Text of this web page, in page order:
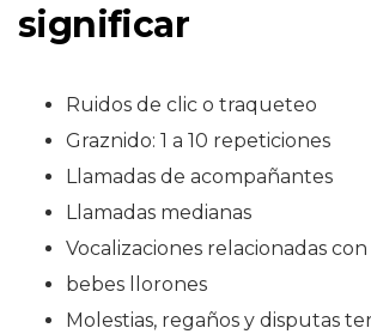
significar
Ruidos de clic o traqueteo
Graznido: 1 a 10 repeticiones
Llamadas de acompañantes
Llamadas medianas
Vocalizaciones relacionadas
bebes llorones
Molestias, regaños y disputas